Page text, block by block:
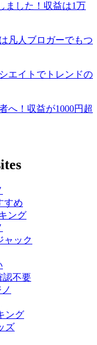
ました！収益は1万
凡人ブロガーでもつ
エイトでトレンドの
へ！収益が1000円超
すめ
ング
ャック
認不要
ング
ズ